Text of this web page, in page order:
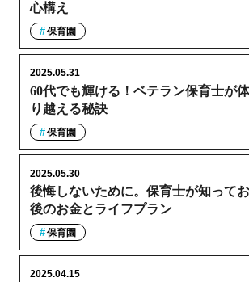
心構え
保育園
60代でも輝ける！ベテラン保育士が
り越える秘訣
2025.05.31
保育園
後悔しないために。保育士が知って
後のお金とライフプラン
2025.05.30
保育園
2025.04.15